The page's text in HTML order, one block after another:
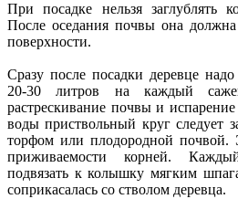
При посадке нельзя заглублять
После оседания почвы она должна
поверхности.
Сразу после посадки деревце
20-30 литров на каждый
растрескивание почвы и
воды приствольный круг следует
торфом или плодородной почвой.
приживаемости корней.
подвязать к колышку мягким
соприкасалась со стволом деревца.